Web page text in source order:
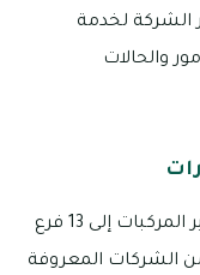
الشركة لخدمة
والحالات
وصل عدد فروع شركة دايموند ليس لتأجير المركبات إلى 13 فرع
من الشركات المعروفة